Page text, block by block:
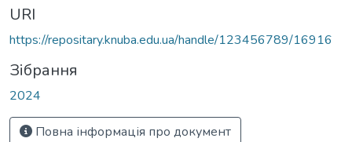
URI
https://repositary.knuba.edu.ua/handle/123456789/16916
Зібрання
2024
Повна інформація про документ